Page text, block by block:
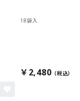
18袋入
￥2,480